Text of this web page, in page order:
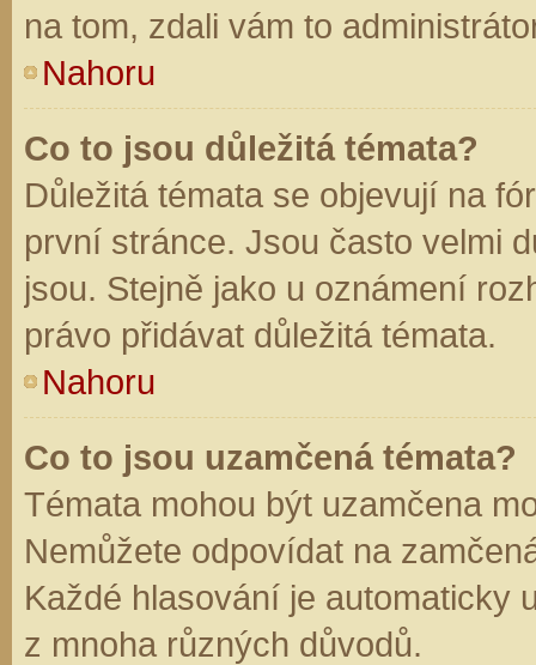
na tom, zdali vám to
Nahoru
Co to jsou důležitá témata?
Důležitá témata se objevují na
první stránce. Jsou často velmi
jsou. Stejně jako u oznámení
právo přidávat důležitá témata.
Nahoru
Co to jsou uzamčená témata?
Témata mohou být uzamčena
Nemůžete odpovídat na
Každé hlasování je automaticky
z mnoha různých důvodů.